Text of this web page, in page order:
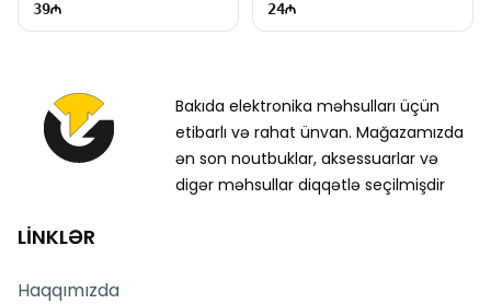
39 24
Bakıda elektronika məhsulları üçün
etibarlı və rahat ünvan. Mağazamızda
ən son noutbuklar, aksessuarlar və
digər məhsullar diqqətlə seçilmişdir
LİNKLƏR
Haqqımızda